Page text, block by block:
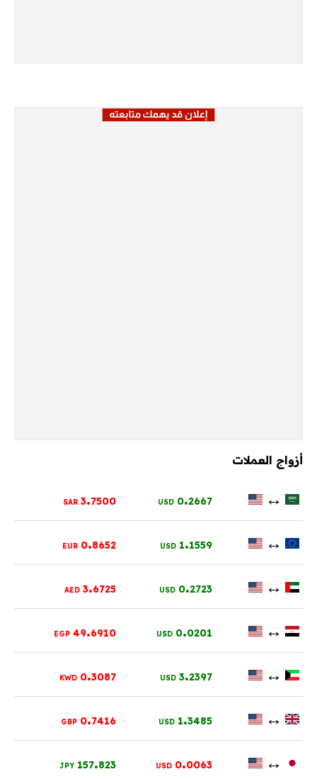
أزواج العملات
↔
0.2667
USD
3.7500
SAR
↔
1.1559
USD
0.8652
EUR
↔
0.2723
USD
3.6725
AED
↔
0.0201
USD
49.6910
EGP
↔
3.2397
USD
0.3087
KWD
↔
1.3485
USD
0.7416
GBP
↔
0.0063
USD
157.823
JPY